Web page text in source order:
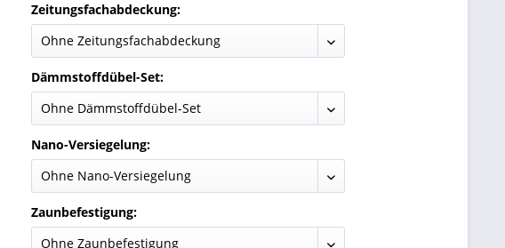
Zeitungsfachabdeckung:
Dämmstoffdübel-Set:
Nano-Versiegelung:
Zaunbefestigung: